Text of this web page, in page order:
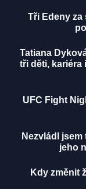
Tři Edeny za
Tatiana
tři děti, kariéra
UFC Fight
Nezvládl
jeho
Kdy změnit